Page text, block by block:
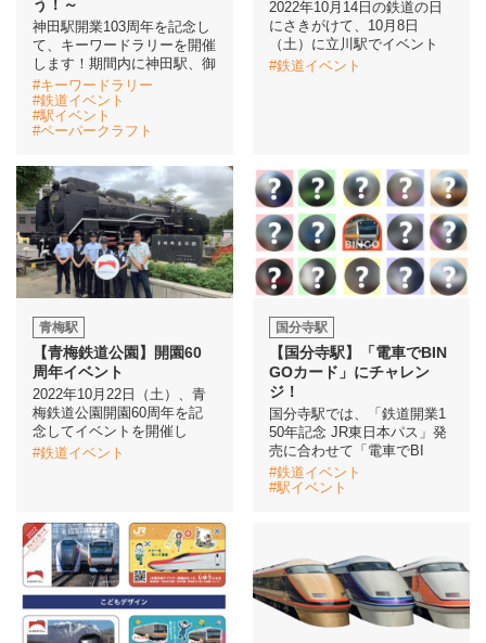
う！～
神田駅開業103周年を記念し
て、キーワードラリーを開催
します！期間内に神田駅、御
#キーワードラリー
#鉄道イベント
#駅イベント
#ペーパークラフト
2022年10月14日の鉄道の日
にさきがけて、10月8日
（土）に立川駅でイベント
#鉄道イベント
青梅駅
【青梅鉄道公園】開園60
周年イベント
2022年10月22日（土）、青
梅鉄道公園開園60周年を記
念してイベントを開催し
#鉄道イベント
国分寺駅
【国分寺駅】「電車でBIN
GOカード」にチャレン
ジ！
国分寺駅では、「鉄道開業1
50年記念 JR東日本パス」発
売に合わせて「電車でBI
#鉄道イベント
#駅イベント